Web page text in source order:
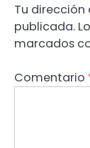
Tu dirección
publicada.
marcados
Comentario